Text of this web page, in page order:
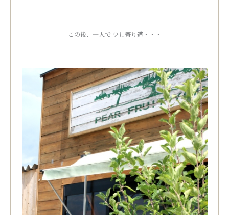
この後、一人で 少し寄り道・・・